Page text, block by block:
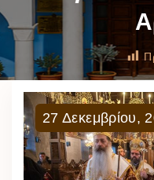
27 Δεκεμβρίου,